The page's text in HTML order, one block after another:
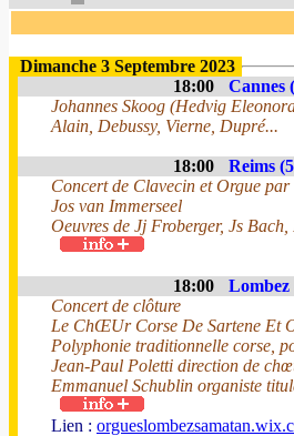
Dimanche 3 Septembre 2023
18:00
Cannes
Johannes Skoog (Hedvig
Alain, Debussy, Vierne, Dupré...
18:00 Reims
Concert de Clavecin et Orgue par
Jos van Immerseel
Oeuvres de Jj Froberger, Js
18:00 Lombez
Concert de clôture
Le ChŒUr Corse De Sartene Et
Polyphonie traditionnelle corse,
Jean-Paul Poletti direction de
Emmanuel Schublin organiste
Lien :